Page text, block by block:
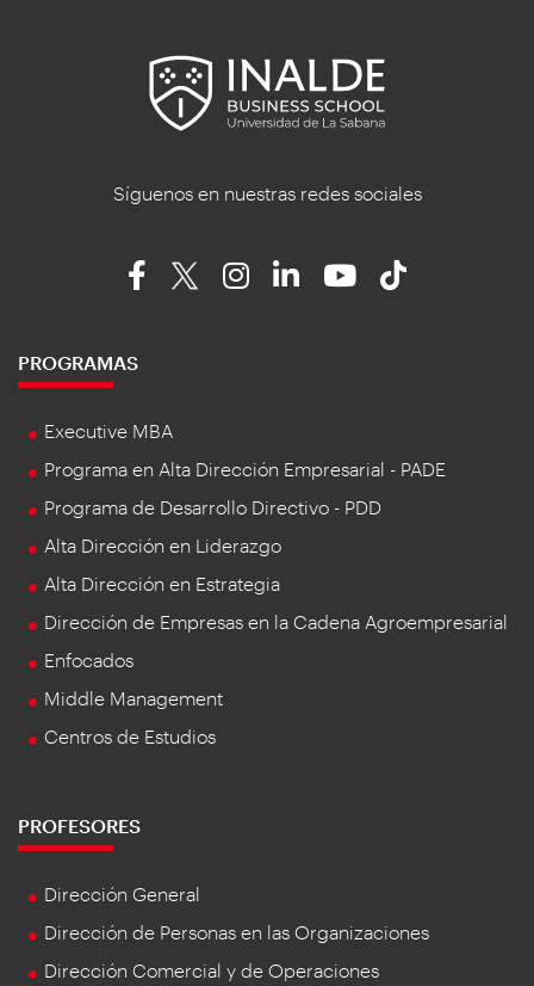
Síguenos en nuestras redes sociales
PROGRAMAS
Executive MBA
Programa en Alta Dirección Empresarial - PADE
Programa de Desarrollo Directivo - PDD
Alta Dirección en Liderazgo
Alta Dirección en Estrategia
Dirección de Empresas en la Cadena Agroempresarial
Enfocados
Middle Management
Centros de Estudios
PROFESORES
Dirección General
Dirección de Personas en las Organizaciones
Dirección Comercial y de Operaciones